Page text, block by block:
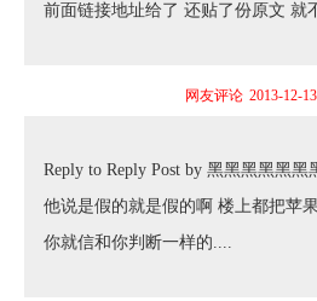
前面链接地址给了 还贴了份原文 就
网友评论 2013-12-
Reply to Reply Post by 黑黑黑黑黑黑
他说是假的就是假的啊 楼上都把苹
你就信和你判断一样的....